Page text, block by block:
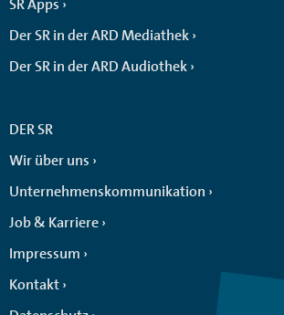
SR Apps
Der SR in der ARD Mediathek
Der SR in der ARD Audiothek
DER SR
Wir über uns
Unternehmenskommunikation
Job & Karriere
Impressum
Kontakt